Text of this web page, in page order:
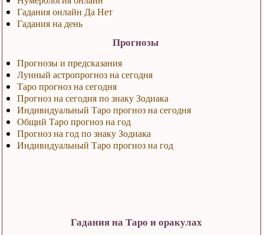
Гадания онлайн Да Нет
Гадания на день
Прогнозы
Прогнозы и предсказания
Лунный астропрогноз на сегодня
Таро прогноз на сегодня
Прогноз на сегодня по знаку Зодиака
Индивидуальный Таро прогноз на сегодня
Общий Таро прогноз на год
Прогноз на год по знаку Зодиака
Индивидуальный Таро прогноз на год
Гадания на Таро и оракулах